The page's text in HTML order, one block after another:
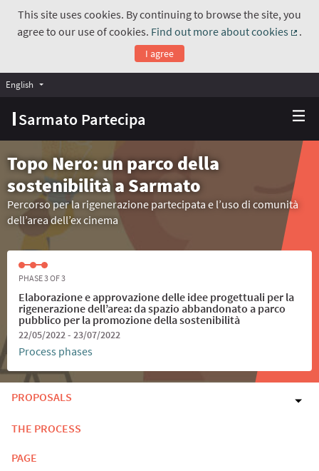
This site uses cookies. By continuing to browse the site, you
agree to our use of cookies. Find out more about cookies
.
I agree
Sarmato Partecipa
English Choose language
Topo Nero: un parco della
sostenibilità a Sarmato
Percorso per la rigenerazione partecipata e l’uso di comunità
dell’area dell’ex cinema
PHASE 3 OF 3
Elaborazione e approvazione delle idee progettuali per la
rigenerazione dell’area: da spazio abbandonato a parco
pubblico per la promozione della sostenibilità
22/05/2022 - 23/07/2022
Process phases
PROPOSALS
THE PROCESS
PAGE